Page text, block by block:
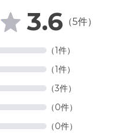
3.6 （5件）
（1件）
（1件）
（3件）
（0件）
（0件）